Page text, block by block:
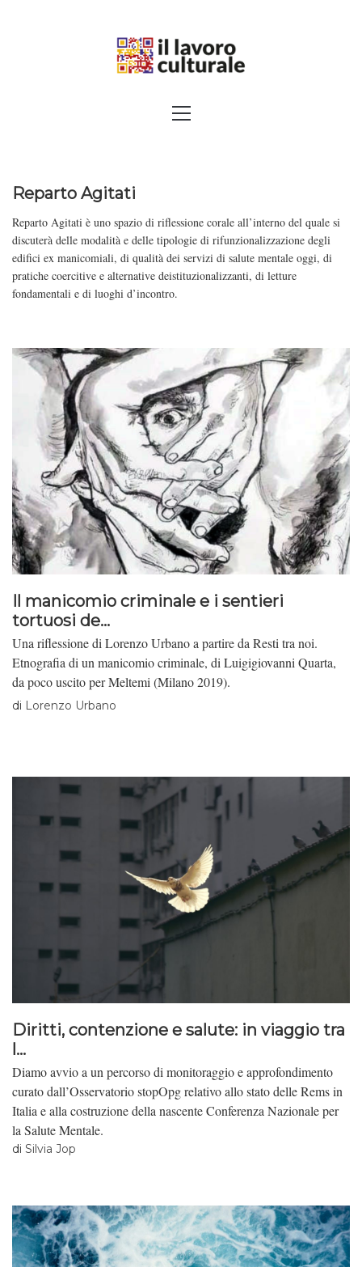
SAPERI, AFFACCIARSI SUL
Menu
Reparto Agitati
Reparto Agitati è uno spazio di riflessione corale all’interno del quale si
discuterà delle modalità e delle tipologie di rifunzionalizzazione degli
edifici ex manicomiali, di qualità dei servizi di salute mentale oggi, di
pratiche coercitive e alternative deistituzionalizzanti, di letture
fondamentali e di luoghi d’incontro.
Il manicomio criminale e i sentieri
tortuosi de...
Una riflessione di Lorenzo Urbano a partire da Resti tra noi.
Etnografia di un manicomio criminale, di Luigigiovanni Quarta,
da poco uscito per Meltemi (Milano 2019).
di Lorenzo Urbano
Diritti, contenzione e salute: in viaggio tra
l...
Diamo avvio a un percorso di monitoraggio e approfondimento
curato dall’Osservatorio stopOpg relativo allo stato delle Rems in
Italia e alla costruzione della nascente Conferenza Nazionale per
la Salute Mentale.
di Silvia Jop